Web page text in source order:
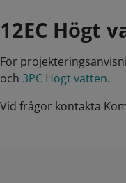
12EC Högt
För
och 3PC Högt vatten.
Vid frågor kontakta